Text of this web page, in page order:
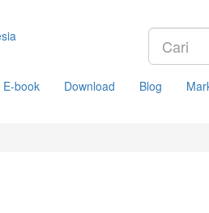
E-book Download Blog